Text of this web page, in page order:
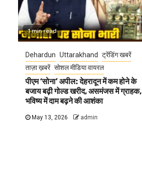
1 min read
Dehardun Uttarakhand
ट्रेंडिंग खबरें
ताज़ा ख़बरें सोशल मीडिया वायरल
पीएम ‘सोना’ अपील: देहरादून में कम होने के
बजाय बढ़ी गोल्ड खरीद, असमंजस में ग्राहक,
भविष्य में दाम बढ़ने की आशंका
May 13, 2026 admin